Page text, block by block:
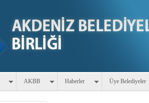
AKBB Haberler Üye Belediyeler